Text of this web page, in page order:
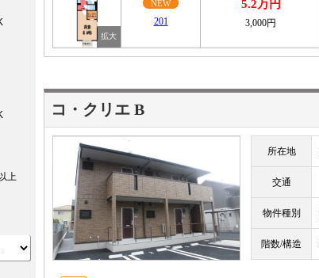
NEW
201
5.2万円
3,000円
コ・クリエ B
所在地
交通
物件種別
階数/構造
上